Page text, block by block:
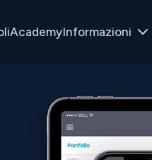
AcademyInformazioni